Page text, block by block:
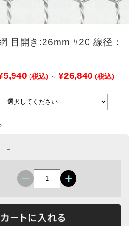
目開き:26mm #20 線径：
(税込) ～ ¥26,840 (税込)
－